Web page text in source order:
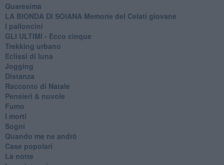
Quaresima
LA BIONDA DI SOIANA Memorie del Celati giovane
I palloncini
GLI ULTIMI - Ecco cinque
Trekking urbano
Eclissi di luna
Jogging
Distanza
Racconto di Natale
Pensieri & nuvole
Fumo
I morti
Sogni
Quando me ne andrò
Case popolari
La notte